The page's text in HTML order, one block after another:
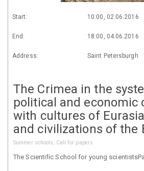
Start: 10:00, 02.06.2016
End: 18:00, 04.06.2016
Address: Saint Petersburgh
The Crimea in the
political and economic
with cultures of
and civilizations of the
Summer schools, Call for papers
The Scientific School for young